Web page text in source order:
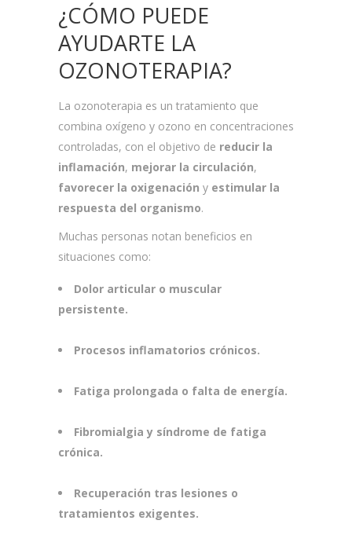
¿CÓMO PUEDE
AYUDARTE LA
OZONOTERAPIA?
La ozonoterapia es un tratamiento que
combina oxígeno y ozono en concentraciones
controladas, con el objetivo de reducir la
inflamación, mejorar la circulación,
favorecer la oxigenación y estimular la
respuesta del organismo.
Muchas personas notan beneficios en
situaciones como:
Dolor articular o muscular
persistente.
Procesos inflamatorios crónicos.
Fatiga prolongada o falta de energía.
Fibromialgia y síndrome de fatiga
crónica.
Recuperación tras lesiones o
tratamientos exigentes.